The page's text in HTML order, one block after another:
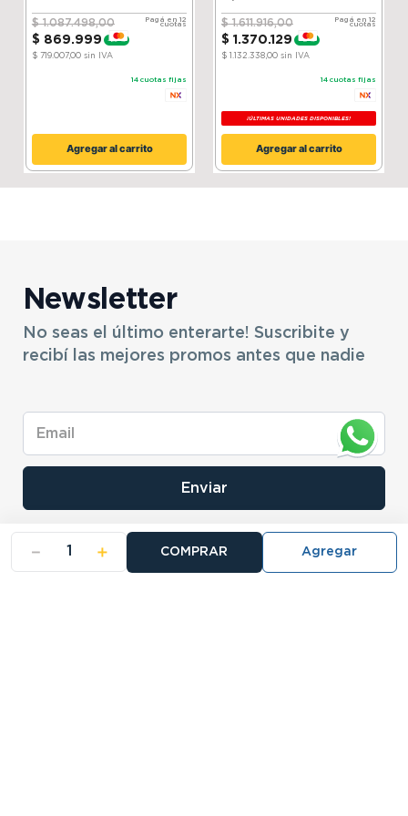
＋
－ COMPRAR
Silver
$ 1.087.498,00
$ 869.999 - 20 %
$ 719.007,00sin IVA
Pagá en 12
cuotas
14 cuotas fijas
Agregar al carrito
Compressor│ ThinQ
$ 1.611.916,00
$ 1 .370.129 15 %
$ 1.132.338,00sin IVA
Pagá en 12
cuotas
14 cuotas fijas
¡ÚLTIMAS UNIDADES DISPONIBLES!
Agregar al carrito
Newsletter
No seas el último enterarte! Suscribite y
recibí las mejores promos antes que nadie
Enviar
- NOSOTROS